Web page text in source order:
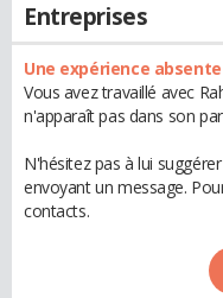
Entreprises
Une expérience absente
Vous avez travaillé avec
n'apparaît pas dans son
N'hésitez pas à lui
envoyant un message.
contacts.